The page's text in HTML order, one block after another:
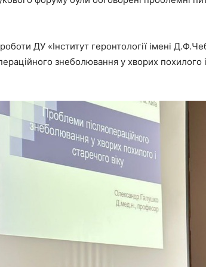
ДУ «Інститут геронтології імені
знеболювання у хворих похилого